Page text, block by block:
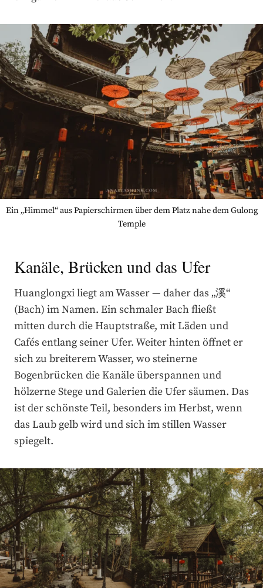
Ein „Himmel“ aus Papierschirmen über dem Platz nahe dem Gulong
Temple
Kanäle, Brücken und das Ufer
Huanglongxi liegt am Wasser — daher das „溪“
(Bach) im Namen. Ein schmaler Bach fließt
mitten durch die Hauptstraße, mit Läden und
Cafés entlang seiner Ufer. Weiter hinten öffnet er
sich zu breiterem Wasser, wo steinerne
Bogenbrücken die Kanäle überspannen und
hölzerne Stege und Galerien die Ufer säumen. Das
ist der schönste Teil, besonders im Herbst, wenn
das Laub gelb wird und sich im stillen Wasser
spiegelt.